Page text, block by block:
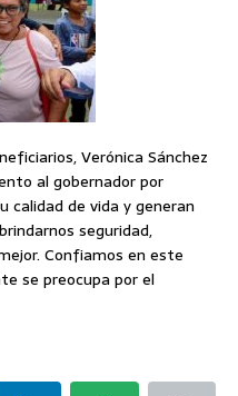
Verónica Sánchez
al gobernador por
calidad de vida y generan
seguridad,
Confiamos en este
se preocupa por el